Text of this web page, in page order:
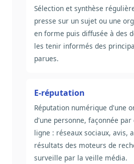
Sélection et synthèse
presse sur un sujet ou une
en forme puis diffusée à des
les tenir informés des
parues.
E-réputation
Réputation numérique d'une
d'une personne, façonnée
ligne : réseaux sociaux, avis,
résultats des moteurs de
surveille par la veille média.